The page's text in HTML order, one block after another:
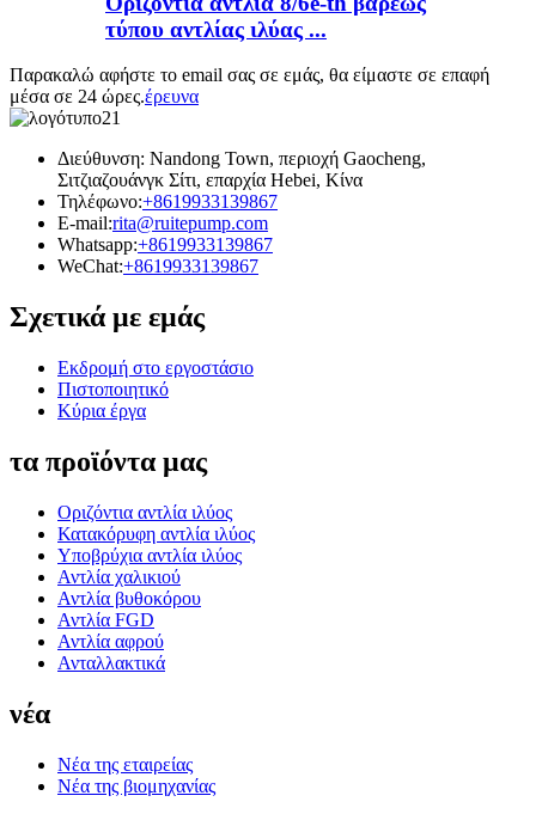
τύπου αντλίας ιλύας ...
Παρακαλώ αφήστε το email σας σε εμάς, θα είμαστε σε επαφή
μέσα σε 24 ώρες.έρευνα
Διεύθυνση: Nandong Town, περιοχή Gaocheng,
Σιτζιαζουάνγκ Σίτι, επαρχία Hebei, Κίνα
Τηλέφωνο:+8619933139867
E-mail:rita@ruitepump.com
Whatsapp:+8619933139867
WeChat:+8619933139867
Σχετικά με εμάς
Εκδρομή στο εργοστάσιο
Πιστοποιητικό
Κύρια έργα
τα προϊόντα μας
Οριζόντια αντλία ιλύος
Κατακόρυφη αντλία ιλύος
Υποβρύχια αντλία ιλύος
Αντλία χαλικιού
Αντλία βυθοκόρου
Αντλία FGD
Αντλία αφρού
Ανταλλακτικά
νέα
Νέα της εταιρείας
Νέα της βιομηχανίας